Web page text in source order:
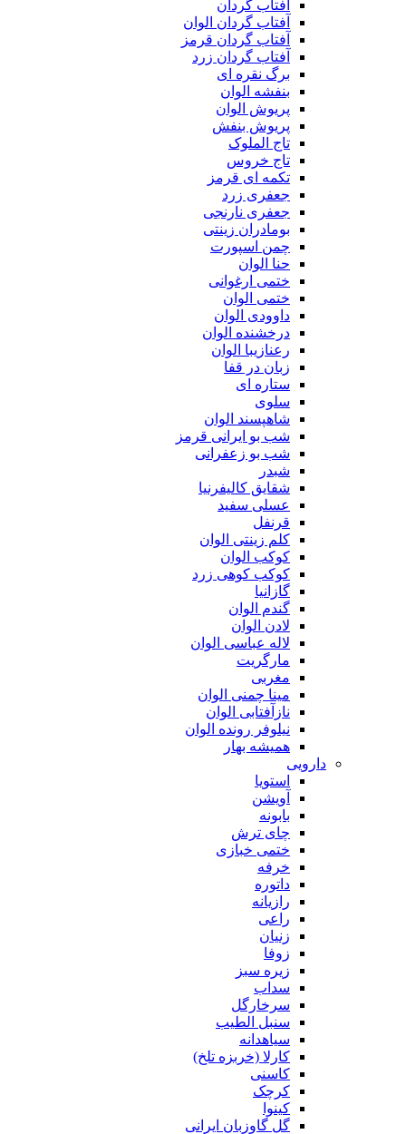
آفتاب گردان
آفتاب گردان الوان
آفتاب گردان قرمز
آفتاب گردان زرد
برگ نقره ای
بنفشه الوان
پریوش الوان
پریوش بنفش
تاج الملوک
تاج خروس
تکمه ای قرمز
جعفری زرد
جعفری نارنجی
بومادران زینتی
چمن اسپورت
حنا الوان
ختمی ارغوانی
ختمی الوان
داوودی الوان
درخشنده الوان
رعنازیبا الوان
زبان در قفا
ستاره ای
سلوی
شاهپسند الوان
شب بو ایرانی قرمز
شب بو زعفرانی
شبدر
شقایق کالیفرنیا
عسلی سفید
قرنفل
کلم زینتی الوان
کوکب الوان
کوکب کوهی زرد
گازانیا
گندم الوان
لادن الوان
لاله عباسی الوان
مارگریت
مغربی
مینا چمنی الوان
نازآفتابی الوان
نیلوفر رونده الوان
همیشه بهار
دارویی
استویا
آویشن
بابونه
چای ترش
ختمی خبازی
خرفه
داتوره
رازیانه
راعی
زنیان
زوفا
زیره سبز
سداب
سرخارگل
سنبل الطیب
سیاهدانه
کارلا (خربزه تلخ)
کاسنی
کرچک
کینوا
گل گاوزبان ایرانی